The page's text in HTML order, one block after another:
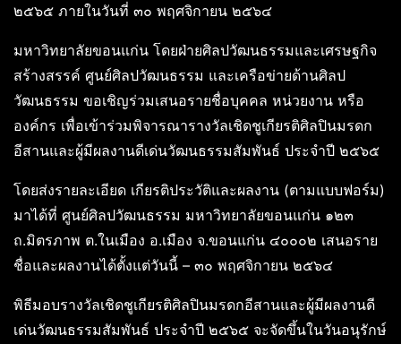
๒๕๖๕ ภายในวันที่ ๓๐ พฤศจิกายน ๒๕๖๔
มหาวิทยาลัยขอนแก่น โดยฝ่ายศิลปวัฒนธรรมและเศรษฐกิจ
สร้างสรรค์ ศูนย์ศิลปวัฒนธรรม และเครือข่ายด้านศิลป
วัฒนธรรม ขอเชิญร่วมเสนอรายชื่อบุคคล หน่วยงาน หรือ
องค์กร เพื่อเข้าร่วมพิจารณารางวัลเชิดชูเกียรติศิลปินมรดก
อีสานและผู้มีผลงานดีเด่นวัฒนธรรมสัมพันธ์ ประจำปี ๒๕๖๕
โดยส่งรายละเอียด เกียรติประวัติและผลงาน (ตามแบบฟอร์ม)
มาได้ที่ ศูนย์ศิลปวัฒนธรรม มหาวิทยาลัยขอนแก่น ๑๒๓
ถ.มิตรภาพ ต.ในเมือง อ.เมือง จ.ขอนแก่น ๔๐๐๐๒ เสนอราย
ชื่อและผลงานได้ตั้งแต่วันนี้ – ๓๐ พฤศจิกายน ๒๕๖๔
พิธีมอบรางวัลเชิดชูเกียรติศิลปินมรดกอีสานและผู้มีผลงานดี
เด่นวัฒนธรรมสัมพันธ์ ประจำปี ๒๕๖๕ จะจัดขึ้นในวันอนุรักษ์